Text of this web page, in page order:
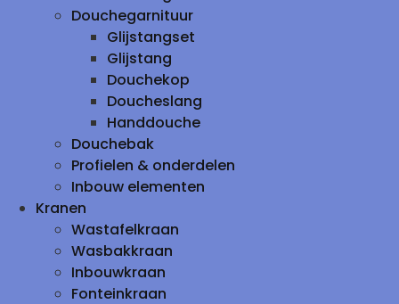
Douchegarnituur
Glijstangset
Glijstang
Douchekop
Doucheslang
Handdouche
Douchebak
Profielen & onderdelen
Inbouw elementen
Kranen
Wastafelkraan
Wasbakkraan
Inbouwkraan
Fonteinkraan